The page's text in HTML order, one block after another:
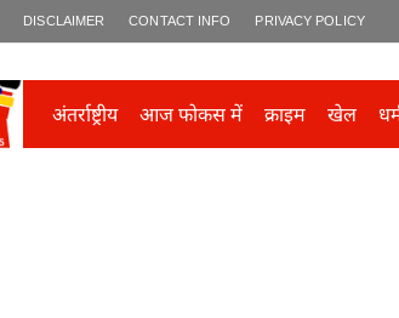
DISCLAIMER CONTACT INFO PRIVACY POLICY
अंतर्राष्ट्रीय आज फोकस में क्राइम खेल